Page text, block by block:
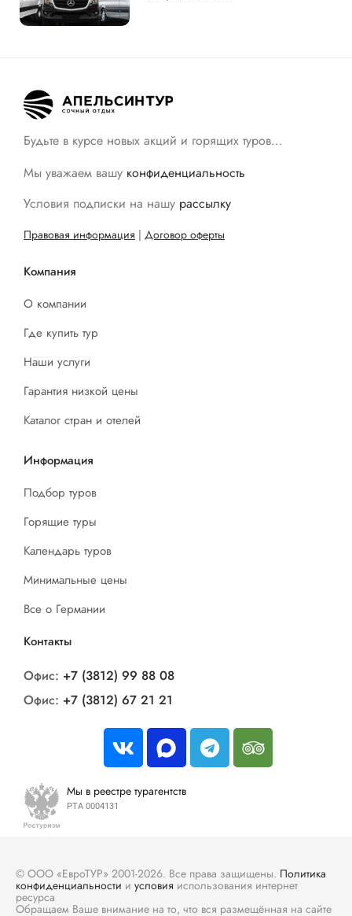
Будьте в курсе новых акций и горящих туров…
Мы уважаем вашу конфиденциальность
Условия подписки на нашу рассылку
Правовая информация | Договор оферты
Компания
О компании
Где купить тур
Наши услуги
Гарантия низкой цены
Каталог стран и отелей
Информация
Подбор туров
Горящие туры
Календарь туров
Минимальные цены
Все о Германии
Контакты
Офис: +7 (3812) 99 88 08
Офис: +7 (3812) 67 21 21
Мы в реестре турагентств
РТА 0004131
© ООО «ЕвроТУР» 2001-2026. Все права защищены. Политика
конфиденциальности и условия использования интернет
ресурса
Обращаем Ваше внимание на то, что вся размещённая на сайте